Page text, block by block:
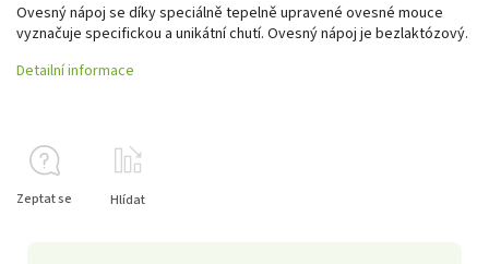
Ovesný nápoj se díky speciálně tepelně upravené ovesné mouce
vyznačuje specifickou a unikátní chutí. Ovesný nápoj je bezlaktózový.
Detailní informace
Zeptat se Hlídat